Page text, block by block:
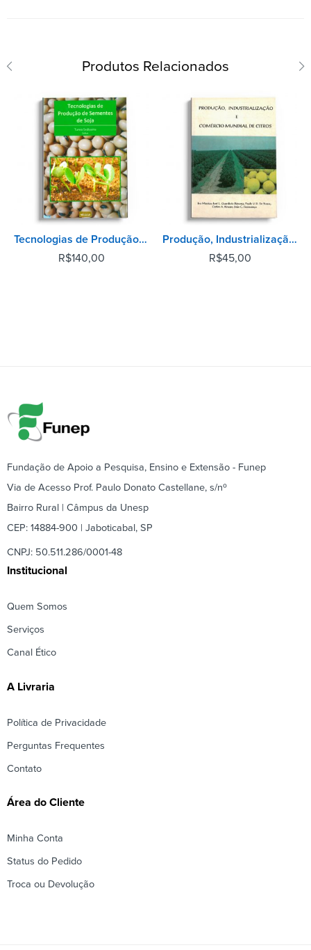
Produtos Relacionados
Tecnologias de Produção de Sementes de Soja
R$140,00
Produção, Industrialização e Comércio Mundial de Citros
R$45,00
Fundação de Apoio a Pesquisa, Ensino e Extensão - Funep
Via de Acesso Prof. Paulo Donato Castellane, s/nº
Bairro Rural | Câmpus da Unesp
CEP: 14884-900 | Jaboticabal, SP
CNPJ: 50.511.286/0001-48
Institucional
Quem Somos
Serviços
Canal Ético
A Livraria
Política de Privacidade
Perguntas Frequentes
Contato
Área do Cliente
Minha Conta
Status do Pedido
Troca ou Devolução